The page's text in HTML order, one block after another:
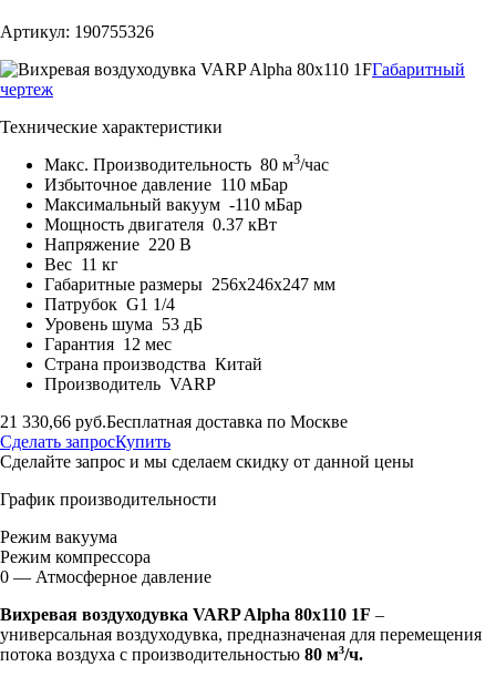
Артикул: 190755326
Габаритный
чертеж
Технические характеристики
Макс. Производительность 80 м3/час
Избыточное давление 110 мБар
Максимальный вакуум -110 мБар
Мощность двигателя 0.37 кВт
Напряжение 220 В
Вес 11 кг
Габаритные размеры 256x246x247 мм
Патрубок G1 1/4
Уровень шума 53 дБ
Гарантия 12 мес
Страна производства Китай
Производитель VARP
21 330,66 руб.Бесплатная доставка по Москве
Сделать запросКупить
Сделайте запрос и мы сделаем скидку от данной цены
График производительности
Режим вакуума
Режим компрессора
0 — Атмосферное давление
Вихревая воздуходувка VARP Alpha 80x110 1F –
универсальная воздуходувка, предназначеная для перемещения
потока воздуха с производительностью 80 м3/ч.